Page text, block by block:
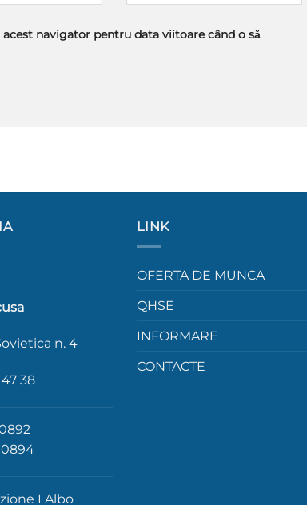
navigator pentru data viitoare când o să
n. 4
47 38
I Albo
LINK
OFERTA DE MUNCA
QHSE
INFORMARE
CONTACTE